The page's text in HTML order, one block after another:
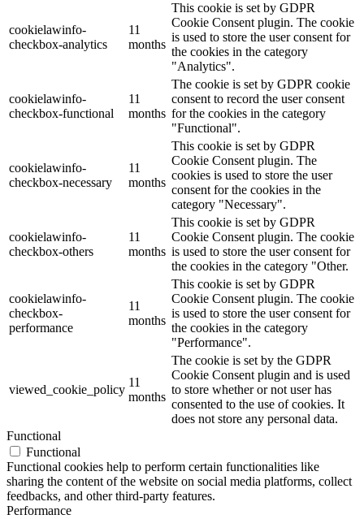
cookielawinfo-
checkbox-analytics
11
months
This cookie is set by GDPR
Cookie Consent plugin. The cookie
is used to store the user consent for
the cookies in the category
"Analytics".
cookielawinfo-
checkbox-functional
11
months
The cookie is set by GDPR cookie
consent to record the user consent
for the cookies in the category
"Functional".
cookielawinfo-
checkbox-necessary
11
months
This cookie is set by GDPR
Cookie Consent plugin. The
cookies is used to store the user
consent for the cookies in the
category "Necessary".
cookielawinfo-
checkbox-others
11
months
This cookie is set by GDPR
Cookie Consent plugin. The cookie
is used to store the user consent for
the cookies in the category "Other.
cookielawinfo-
checkbox-
performance
11
months
This cookie is set by GDPR
Cookie Consent plugin. The cookie
is used to store the user consent for
the cookies in the category
"Performance".
viewed_cookie_policy
11
months
The cookie is set by the GDPR
Cookie Consent plugin and is used
to store whether or not user has
consented to the use of cookies. It
does not store any personal data.
Functional
Functional
Functional cookies help to perform certain functionalities like
sharing the content of the website on social media platforms, collect
feedbacks, and other third-party features.
Performance